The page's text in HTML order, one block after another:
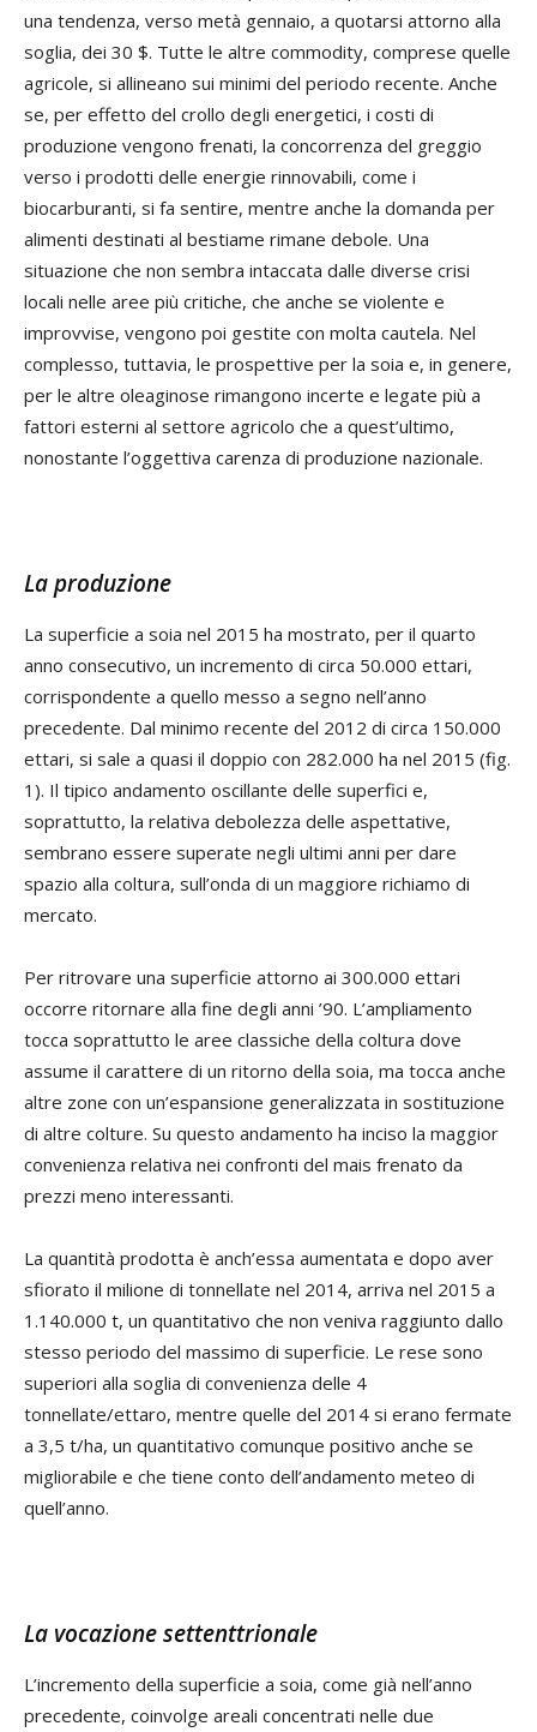
una tendenza, verso metà gennaio, a quotarsi attorno alla
soglia, dei 30 $. Tutte le altre commodity, comprese quelle
agricole, si allineano sui minimi del periodo recente. Anche
se, per effetto del crollo degli energetici, i costi di
produzione vengono frenati, la concorrenza del greggio
verso i prodotti delle energie rinnovabili, come i
biocarburanti, si fa sentire, mentre anche la domanda per
alimenti destinati al bestiame rimane debole. Una
situazione che non sembra intaccata dalle diverse crisi
locali nelle aree più critiche, che anche se violente e
improvvise, vengono poi gestite con molta cautela. Nel
complesso, tuttavia, le prospettive per la soia e, in genere,
per le altre oleaginose rimangono incerte e legate più a
fattori esterni al settore agricolo che a quest’ultimo,
nonostante l’oggettiva carenza di produzione nazionale.
La produzione
La superficie a soia nel 2015 ha mostrato, per il quarto
anno consecutivo, un incremento di circa 50.000 ettari,
corrispondente a quello messo a segno nell’anno
precedente. Dal minimo recente del 2012 di circa 150.000
ettari, si sale a quasi il doppio con 282.000 ha nel 2015 (fig.
1). Il tipico andamento oscillante delle superfici e,
soprattutto, la relativa debolezza delle aspettative,
sembrano essere superate negli ultimi anni per dare
spazio alla coltura, sull’onda di un maggiore richiamo di
mercato.
Per ritrovare una superficie attorno ai 300.000 ettari
occorre ritornare alla fine degli anni ’90. L’ampliamento
tocca soprattutto le aree classiche della coltura dove
assume il carattere di un ritorno della soia, ma tocca anche
altre zone con un’espansione generalizzata in sostituzione
di altre colture. Su questo andamento ha inciso la maggior
convenienza relativa nei confronti del mais frenato da
prezzi meno interessanti.
La quantità prodotta è anch’essa aumentata e dopo aver
sfiorato il milione di tonnellate nel 2014, arriva nel 2015 a
1.140.000 t, un quantitativo che non veniva raggiunto dallo
stesso periodo del massimo di superficie. Le rese sono
superiori alla soglia di convenienza delle 4
tonnellate/ettaro, mentre quelle del 2014 si erano fermate
a 3,5 t/ha, un quantitativo comunque positivo anche se
migliorabile e che tiene conto dell’andamento meteo di
quell’anno.
La vocazione settenttrionale
L’incremento della superficie a soia, come già nell’anno
precedente, coinvolge areali concentrati nelle due